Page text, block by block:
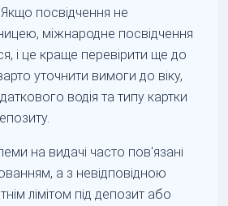
посвідчення не
міжнародне посвідчення
і це краще перевірити ще до
уточнити вимоги до віку,
водія та типу картки
на видачі часто пов'язані
а з невідповідною
лімітом під депозит або